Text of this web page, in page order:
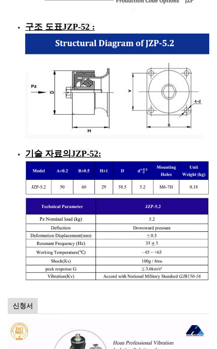
구조 도표JZP-52 :
기술 자료의 JZP-52:
신청서